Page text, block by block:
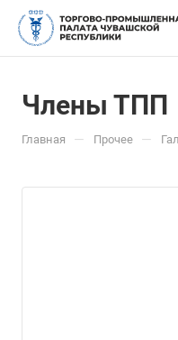
Члены ТПП
Главная — Прочее —